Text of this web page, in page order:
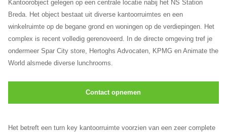
Kantoorobject gelegen op een centrale locatie nabij het NS Station
Breda. Het object bestaat uit diverse kantoorruimtes en een
winkelruimte op de begane grond en woningen op de verdiepingen. Het
complex is recent volledig gerenoveerd. In de directe omgeving tref je
ondermeer Spar City store, Hertoghs Advocaten, KPMG en Animate the
World alsmede diverse lunchrooms.
Contact opnemen
Het betreft een turn key kantoorruimte voorzien van een zeer complete